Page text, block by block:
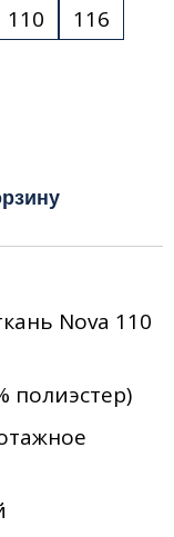
110
116
Nova 110
полиэстер)